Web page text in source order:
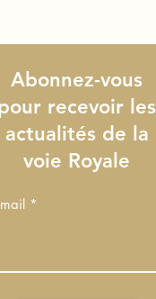
Abonnez-vous
recevoir les
actualités de la
voie Royale
mail